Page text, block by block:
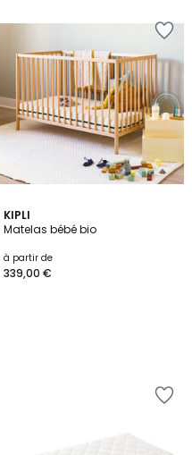
KIPLI
Matelas bébé bio
à partir de
339,00 €